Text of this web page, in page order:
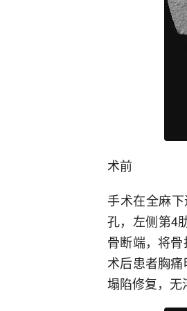
术前
手术在全麻
孔，左侧第4
骨断端，将
术后患者胸
塌陷修复，无